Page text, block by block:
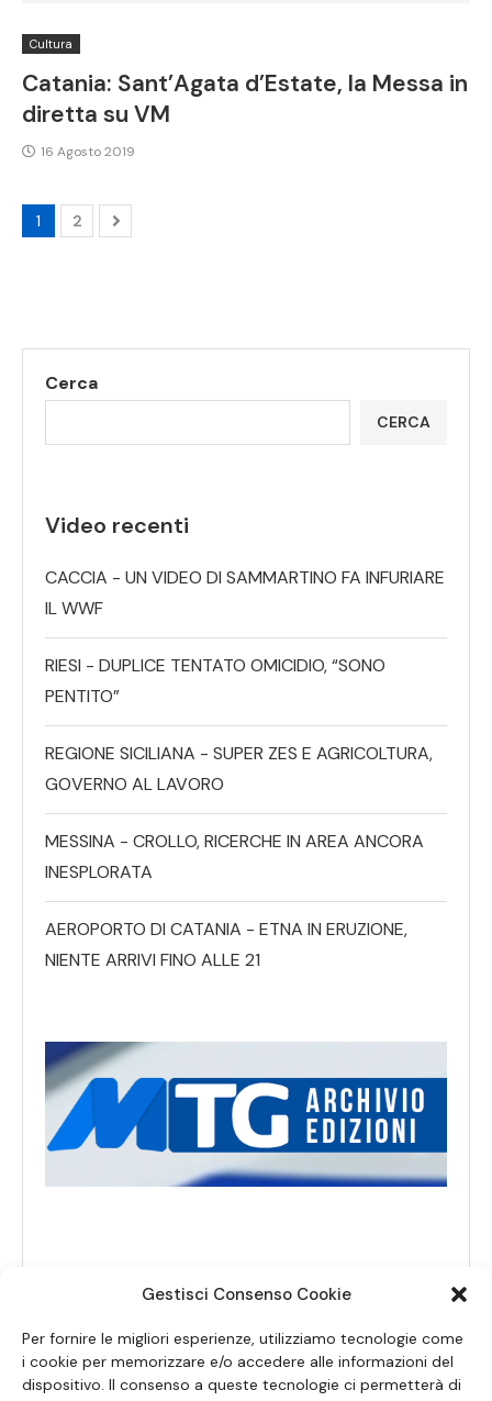
Gestisci Consenso Cookie
Per fornire le migliori esperienze, utilizziamo tecnologie come
i cookie per memorizzare e/o accedere alle informazioni del
dispositivo. Il consenso a queste tecnologie ci permetterà di
Cultura
Catania: Sant’Agata d’Estate, la Messa in
diretta su VM
16 Agosto 2019
1 2
Cerca
CERCA
Video recenti
CACCIA - UN VIDEO DI SAMMARTINO FA INFURIARE
IL WWF
RIESI - DUPLICE TENTATO OMICIDIO, “SONO
PENTITO”
REGIONE SICILIANA - SUPER ZES E AGRICOLTURA,
GOVERNO AL LAVORO
MESSINA - CROLLO, RICERCHE IN AREA ANCORA
INESPLORATA
AEROPORTO DI CATANIA - ETNA IN ERUZIONE,
NIENTE ARRIVI FINO ALLE 21